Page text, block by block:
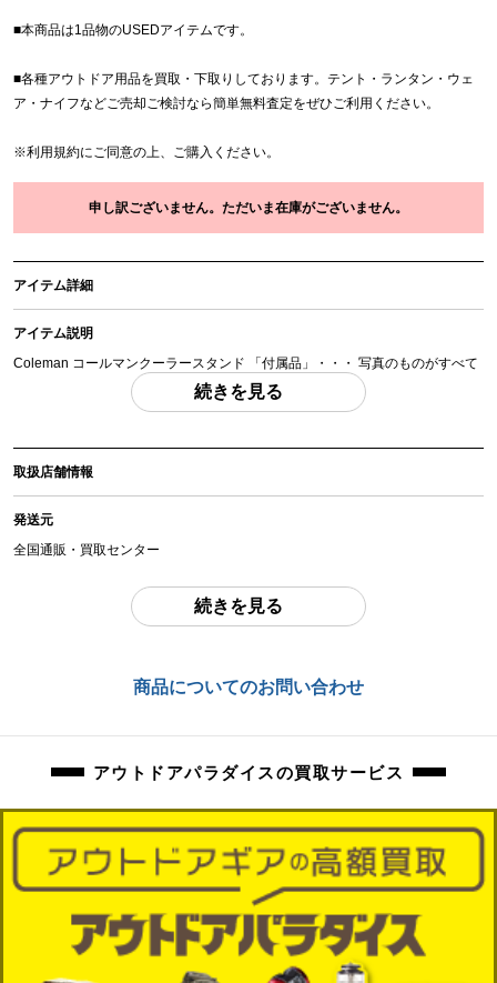
■本商品は1品物のUSEDアイテムです。
■各種アウトドア用品を買取・下取りしております。テント・ランタン・ウェ
ア・ナイフなどご売却ご検討なら簡単無料査定をぜひご利用ください。
※利用規約にご同意の上、ご購入ください。
申し訳ございません。ただいま在庫がございません。
アイテム詳細
アイテム説明
Coleman コールマンクーラースタンド 「付属品」・・・ 写真のものがすべて
(撮影、運搬備品は除く)
アイテム状態
中古：C（使用感あり/キズ、ヨゴレあり）
使用に伴う、傷、汚れ等ございます。
orb-2605280808-od-081569147
続きを見る
取扱店舗情報
発送元
全国通販・買取センター
東京都江戸川区中葛西6-10-15 2F
続きを見る
商品についてのお問い合わせ
アウトドアパラダイスの買取サービス